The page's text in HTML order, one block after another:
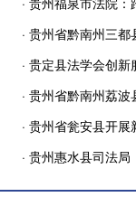
· 贵州省黔南州三都
护航暖民心
· 贵定县法学会创新
· 贵州省黔南州荔波
宣网络
· 贵州省瓮安县开展
· 贵州惠水县司法局
秀美惠水